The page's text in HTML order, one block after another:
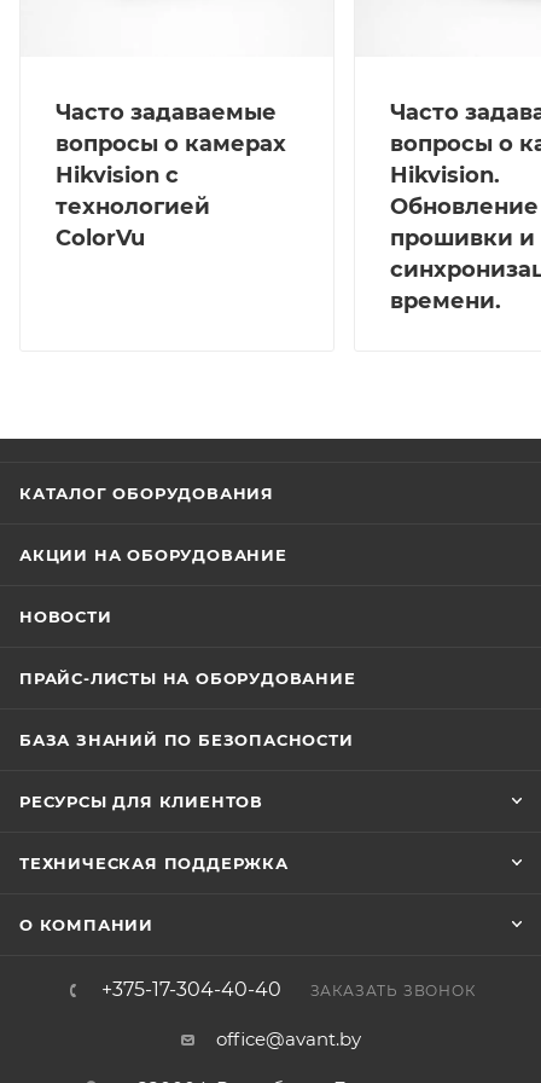
Часто задаваемые
вопросы о камерах
Hikvision с
технологией
ColorVu
Часто
вопросы о
Hikvision.
Обновление
прошивки и
времени.
КАТАЛОГ ОБОРУДОВАНИЯ
АКЦИИ НА ОБОРУДОВАНИЕ
НОВОСТИ
ПРАЙС-ЛИСТЫ НА ОБОРУДОВАНИЕ
БАЗА ЗНАНИЙ ПО БЕЗОПАСНОСТИ
РЕСУРСЫ ДЛЯ КЛИЕНТОВ
ТЕХНИЧЕСКАЯ ПОДДЕРЖКА
О КОМПАНИИ
+375-17-304-40-40 ЗАКАЗАТЬ ЗВОНОК
office@avant.by